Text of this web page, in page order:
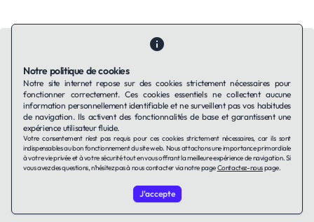
Contactez-nousQui sommes-nous ?Ils utilisent Taffin.tech
Politique de confidentialitéConditions générales
Politique de cookies
LinkedIn
© 2026 TAFFin.Tech. Tous droits réservés.
Notre politique de cookies
Notre site internet repose sur des cookies strictement nécessaires pour
fonctionner correctement. Ces cookies essentiels ne collectent aucune
information personnellement identifiable et ne surveillent pas vos habitudes
de navigation. Ils activent des fonctionnalités de base et garantissent une
expérience utilisateur fluide.
Votre consentement n'est pas requis pour ces cookies strictement nécessaires, car ils sont
indispensables au bon fonctionnement du site web. Nous attachons une importance primordiale
à votre vie privée et à votre sécurité tout en vous offrant la meilleure expérience de navigation. Si
vous avez des questions, n'hésitez pas à nous contacter via notre pageContactez-nouspage.
J'accepte